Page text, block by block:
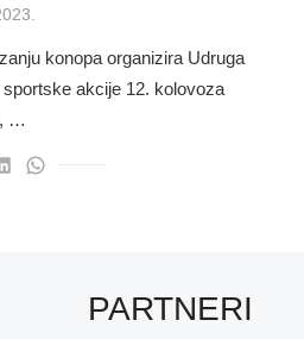
konopa organizira Udruga
akcije 12. kolovoza
…
PARTNERI